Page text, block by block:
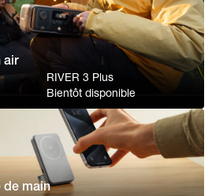
air
RIVER 3 Plus
Bientôt disponible
de main